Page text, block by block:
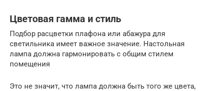
Цветовая гамма и стиль
Подбор расцветки плафона или абажура для
светильника имеет важное значение. Настольная
лампа должна гармонировать с общим стилем
помещения
Это не значит, что лампа должна быть того же цвета,